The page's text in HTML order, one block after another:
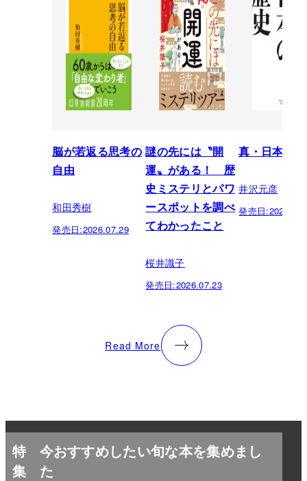
脳が若返る思考の
自由
和田秀樹
発売日:2026.07.29
謎の先には〝開
運〟がある！ 歴
史ミステリとパワ
ースポットを調べ
てわかったこと
桜井識子
発売日:2026.07.23
真・日本の
井沢元彦
発売日:
Read More
特
集
今おすすめしたい旬な本を集めまし
た